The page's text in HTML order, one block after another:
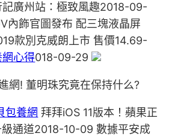
記廣州站：極致風趣2018-09-
內飾官圖發布 配三塊液晶屏
款別克威朗上市 售價14.69-
網心得018-09-29
網! 董明珠究竟在保持什么?
包養網 拜拜iOS 11版本！蘋果正
級通道2018-10-09 數據平安成